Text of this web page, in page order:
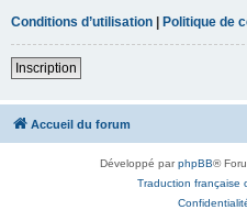
Conditions d’utilisation | Politique de
Inscription
Accueil du forum
Développé parphpBB®
Traduction française